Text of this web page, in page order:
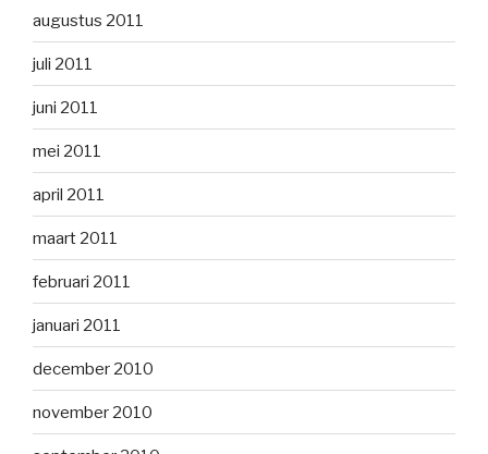
augustus 2011
juli 2011
juni 2011
mei 2011
april 2011
maart 2011
februari 2011
januari 2011
december 2010
november 2010